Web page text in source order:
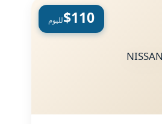
$110لليوم